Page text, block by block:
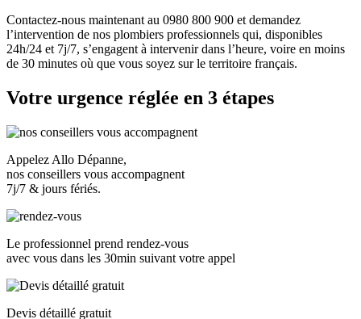
Contactez-nous maintenant au 0980 800 900 et demandez
l’intervention de nos plombiers professionnels qui, disponibles
24h/24 et 7j/7, s’engagent à intervenir dans l’heure, voire en moins
de 30 minutes où que vous soyez sur le territoire français.
Votre urgence réglée en 3 étapes
Appelez Allo Dépanne,
nos conseillers vous accompagnent
7j/7 & jours fériés.
Le professionnel prend rendez-vous
avec vous dans les 30min suivant votre appel
Devis détaillé gratuit